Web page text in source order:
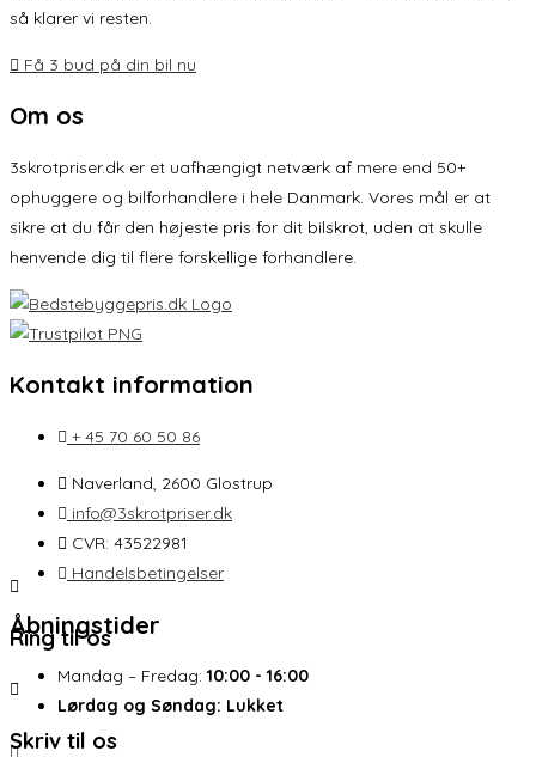
så klarer vi resten.
Få 3 bud på din bil nu
Om os
3skrotpriser.dk er et uafhængigt netværk af mere end 50+
ophuggere og bilforhandlere i hele Danmark. Vores mål er at
sikre at du får den højeste pris for dit bilskrot, uden at skulle
henvende dig til flere forskellige forhandlere.
Kontakt information
+ 45 70 60 50 86
Naverland, 2600 Glostrup
info@3skrotpriser.dk
CVR: 43522981
Handelsbetingelser
Åbningstider
Mandag – Fredag: 10:00 - 16:00
Lørdag og Søndag: Lukket
Ring til os
Skriv til os